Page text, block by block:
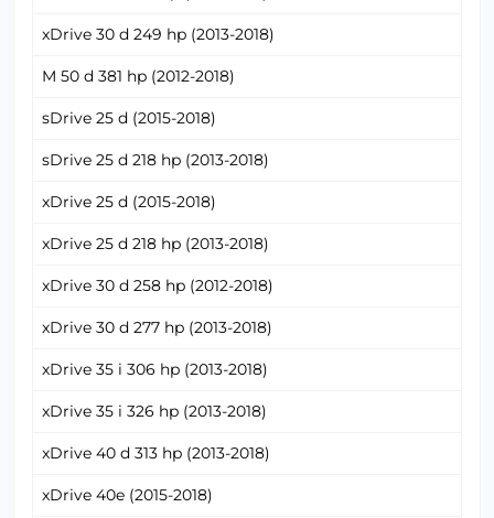
xDrive 30 d 249 hp (2013-2018)
M 50 d 381 hp (2012-2018)
sDrive 25 d (2015-2018)
sDrive 25 d 218 hp (2013-2018)
xDrive 25 d (2015-2018)
xDrive 25 d 218 hp (2013-2018)
xDrive 30 d 258 hp (2012-2018)
xDrive 30 d 277 hp (2013-2018)
xDrive 35 i 306 hp (2013-2018)
xDrive 35 i 326 hp (2013-2018)
xDrive 40 d 313 hp (2013-2018)
xDrive 40e (2015-2018)